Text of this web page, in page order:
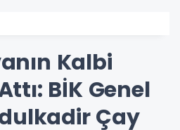
Kalbi
BİK Genel
Çay